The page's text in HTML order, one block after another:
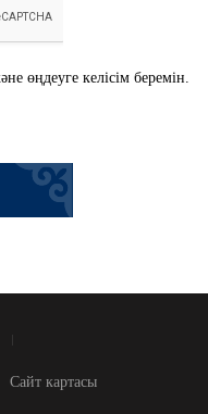
өңдеуге келісім беремін.
Сайт картасы